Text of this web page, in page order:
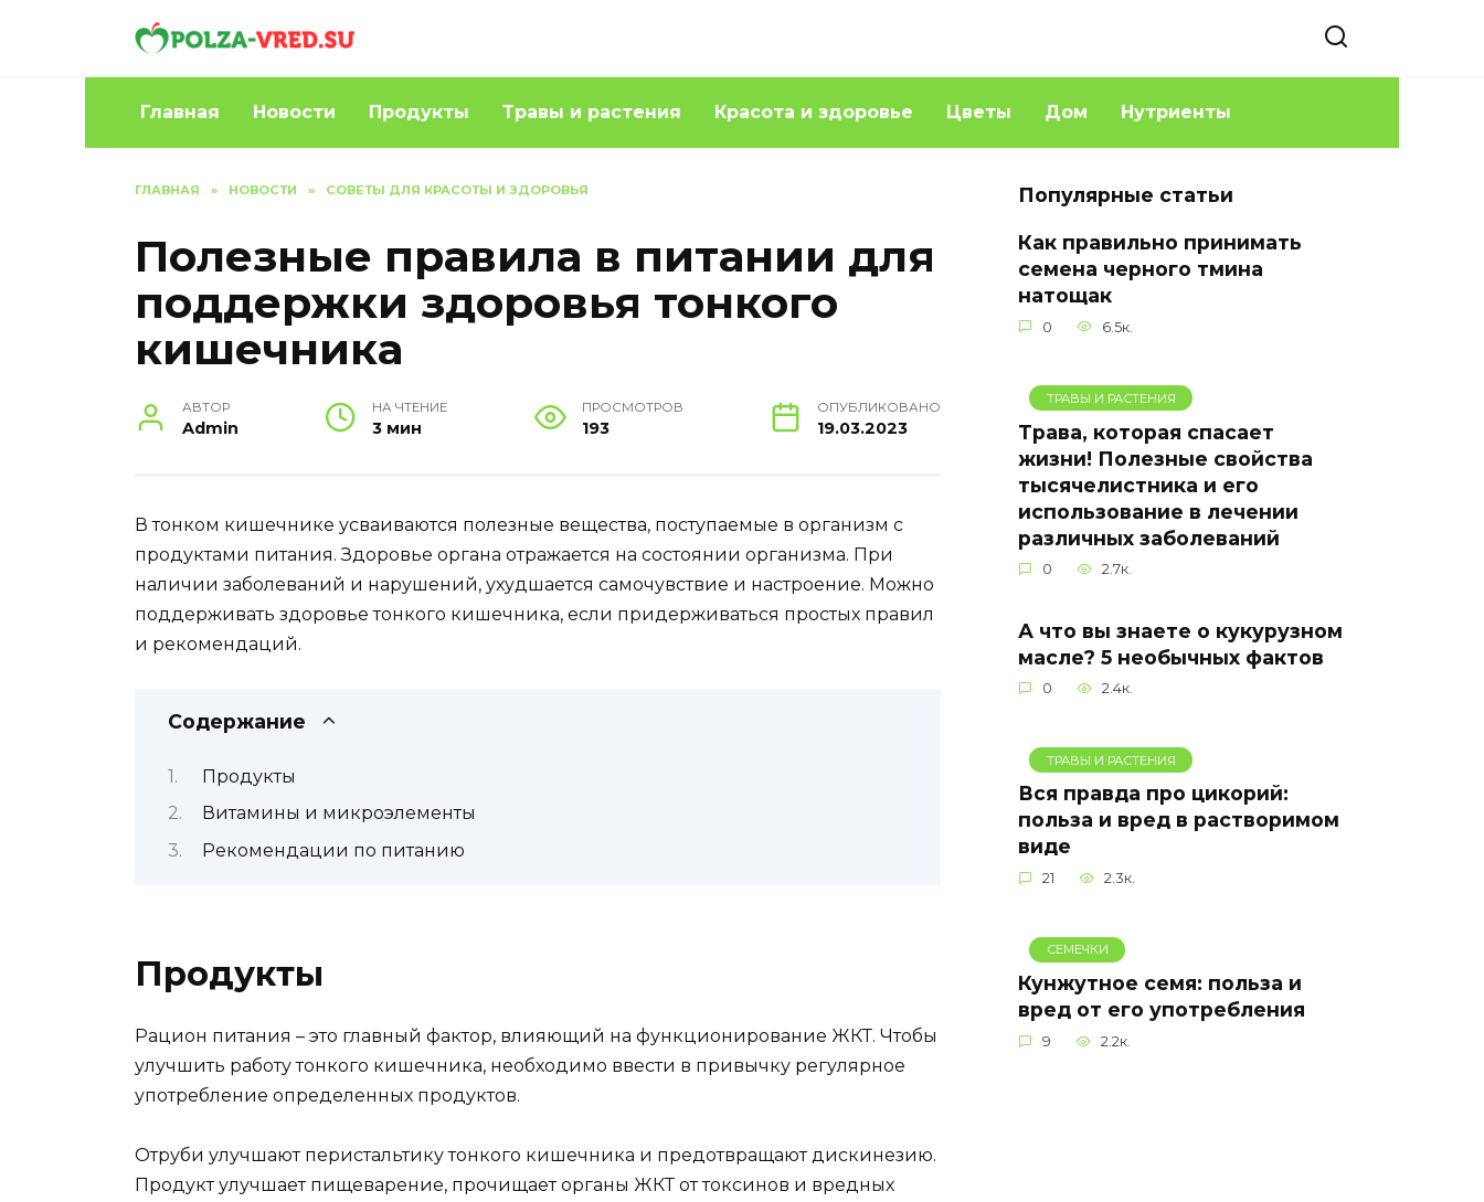
Главная Новости Продукты Травы и растения Красота и здоровье Цветы Дом Нутриенты
ГЛАВНАЯ » НОВОСТИ » СОВЕТЫ ДЛЯ КРАСОТЫ И ЗДОРОВЬЯ
Полезные правила в питании для
поддержки здоровья тонкого
кишечника
АВТОР
Admin
НА ЧТЕНИЕ
3 мин
ПРОСМОТРОВ
193
ОПУБЛИКОВАНО
19.03.2023
В тонком кишечнике усваиваются полезные вещества, поступаемые в организм с
продуктами питания. Здоровье органа отражается на состоянии организма. При
наличии заболеваний и нарушений, ухудшается самочувствие и настроение. Можно
поддерживать здоровье тонкого кишечника, если придерживаться простых правил
и рекомендаций.
Содержание
Продукты
Витамины и микроэлементы
Рекомендации по питанию
Продукты
Рацион питания – это главный фактор, влияющий на функционирование ЖКТ. Чтобы
улучшить работу тонкого кишечника, необходимо ввести в привычку регулярное
употребление определенных продуктов.
Отруби улучшают перистальтику тонкого кишечника и предотвращают дискинезию.
Продукт улучшает пищеварение, прочищает органы ЖКТ от токсинов и вредных
Популярные статьи
Как правильно принимать
семена черного тмина
натощак
0 6.5к.
ТРАВЫ И РАСТЕНИЯ
Трава, которая спасает
жизни! Полезные свойства
тысячелистника и его
использование в лечении
различных заболеваний
0 2.7к.
А что вы знаете о кукурузном
масле? 5 необычных фактов
0 2.4к.
ТРАВЫ И РАСТЕНИЯ
Вся правда про цикорий:
польза и вред в растворимом
виде
21 2.3к.
СЕМЕЧКИ
Кунжутное семя: польза и
вред от его употребления
9 2.2к.